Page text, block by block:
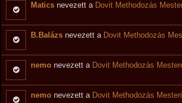
Matics nevezett a Dovit Methodozás
B.Balázs nevezett a Dovit Methodozás
nemo nevezett a Dovit Methodozás
nemo nevezett a Dovit Methodozás